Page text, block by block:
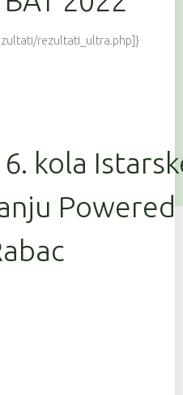
rezultati_ultra.php]}
kola
Powered